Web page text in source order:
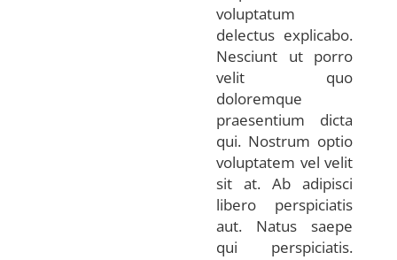
voluptatum
delectus explicabo.
Nesciunt ut porro
velit quo
doloremque
praesentium dicta
qui. Nostrum optio
voluptatem vel velit
sit at. Ab adipisci
libero perspiciatis
aut. Natus saepe
qui perspiciatis.